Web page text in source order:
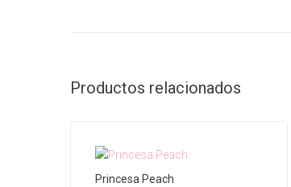
Productos relacionados
Princesa Peach